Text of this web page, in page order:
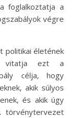
foglalkoztatja a
végre
politikai életének
vitatja ezt a
célja, hogy
akik súlyos
és akik úgy
törvénytervezet